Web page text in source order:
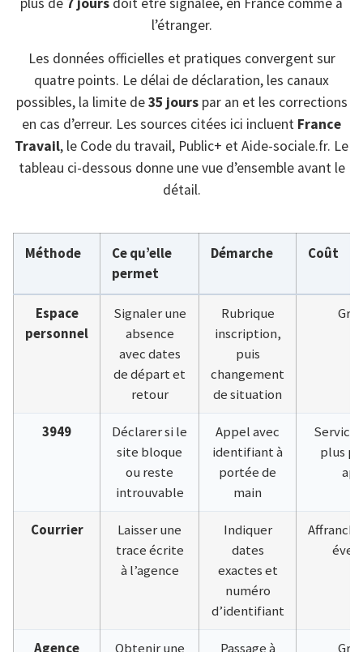
l’étranger.
Les données officielles et pratiques convergent sur
quatre points. Le délai de déclaration, les canaux
possibles, la limite de35 jourspar an et les corrections
en cas d’erreur. Les sources citées ici incluent France
Travail, le Code du travail, Public+ et Aide-sociale.fr. Le
tableau ci-dessous donne une vue d’ensemble avant le
détail.
Méthode
Ce qu’elle
permet
Démarche Coût
Espace
personnel
Signaler une
absence
avec dates
de départ et
retour
Rubrique
inscription,
puis
changement
de situation
3949
Déclarer si le
site bloque
ou reste
introuvable
Appel avec
identifiant à
portée de
main
Service
plus
Courrier
Laisser une
trace écrite
à l’agence
Indiquer
dates
exactes et
numéro
d’identifiant
Agence
Obtenir une
Passage à